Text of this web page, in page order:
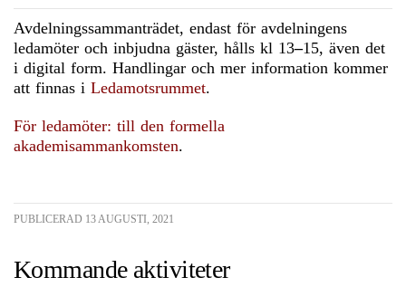
Avdelningssammanträdet, endast för avdelningens
ledamöter och inbjudna gäster, hålls kl 13–15, även det
i digital form. Handlingar och mer information kommer
att finnas i Ledamotsrummet.
För ledamöter: till den formella
akademisammankomsten.
PUBLICERAD 13 AUGUSTI, 2021
Kommande aktiviteter